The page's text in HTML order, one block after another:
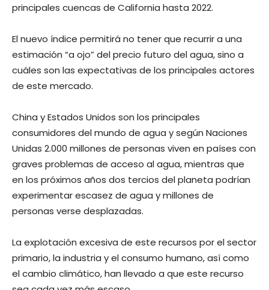
principales cuencas de California hasta 2022.
El nuevo índice permitirá no tener que recurrir a una
estimación “a ojo” del precio futuro del agua, sino a
cuáles son las expectativas de los principales actores
de este mercado.
China y Estados Unidos son los principales
consumidores del mundo de agua y según Naciones
Unidas 2.000 millones de personas viven en países con
graves problemas de acceso al agua, mientras que
en los próximos años dos tercios del planeta podrían
experimentar escasez de agua y millones de
personas verse desplazadas.
La explotación excesiva de este recursos por el sector
primario, la industria y el consumo humano, así como
el cambio climático, han llevado a que este recurso